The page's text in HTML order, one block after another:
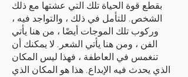
بقطع قوة الحياة تلك التي عشتها مع ذلك
الشخص. للتأمل في ذلك ، والتواجد فيه ،
وركوب تلك الموجات أيضًا ، من هنا يأتي
الفن ، ومن هنا يأتي الشعر. لا يمكنك أن
تنغمس في العاطفة ، فهذا ليس المكان
الذي يحدث فيه الإبداع. هذا هو المكان الذي